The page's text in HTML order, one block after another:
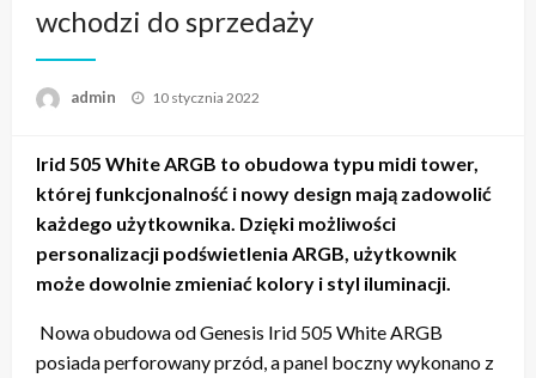
wchodzi do sprzedaży
admin Napisano
10 stycznia 2022
Irid 505 White ARGB to obudowa typu midi tower,
której funkcjonalność i nowy design mają zadowolić
każdego użytkownika. Dzięki możliwości
personalizacji podświetlenia ARGB, użytkownik
może dowolnie zmieniać kolory i styl iluminacji.
Nowa obudowa od Genesis Irid 505 White ARGB
posiada perforowany przód, a panel boczny wykonano z